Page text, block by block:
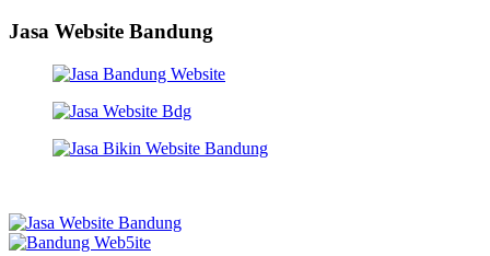
Jasa Website Bandung